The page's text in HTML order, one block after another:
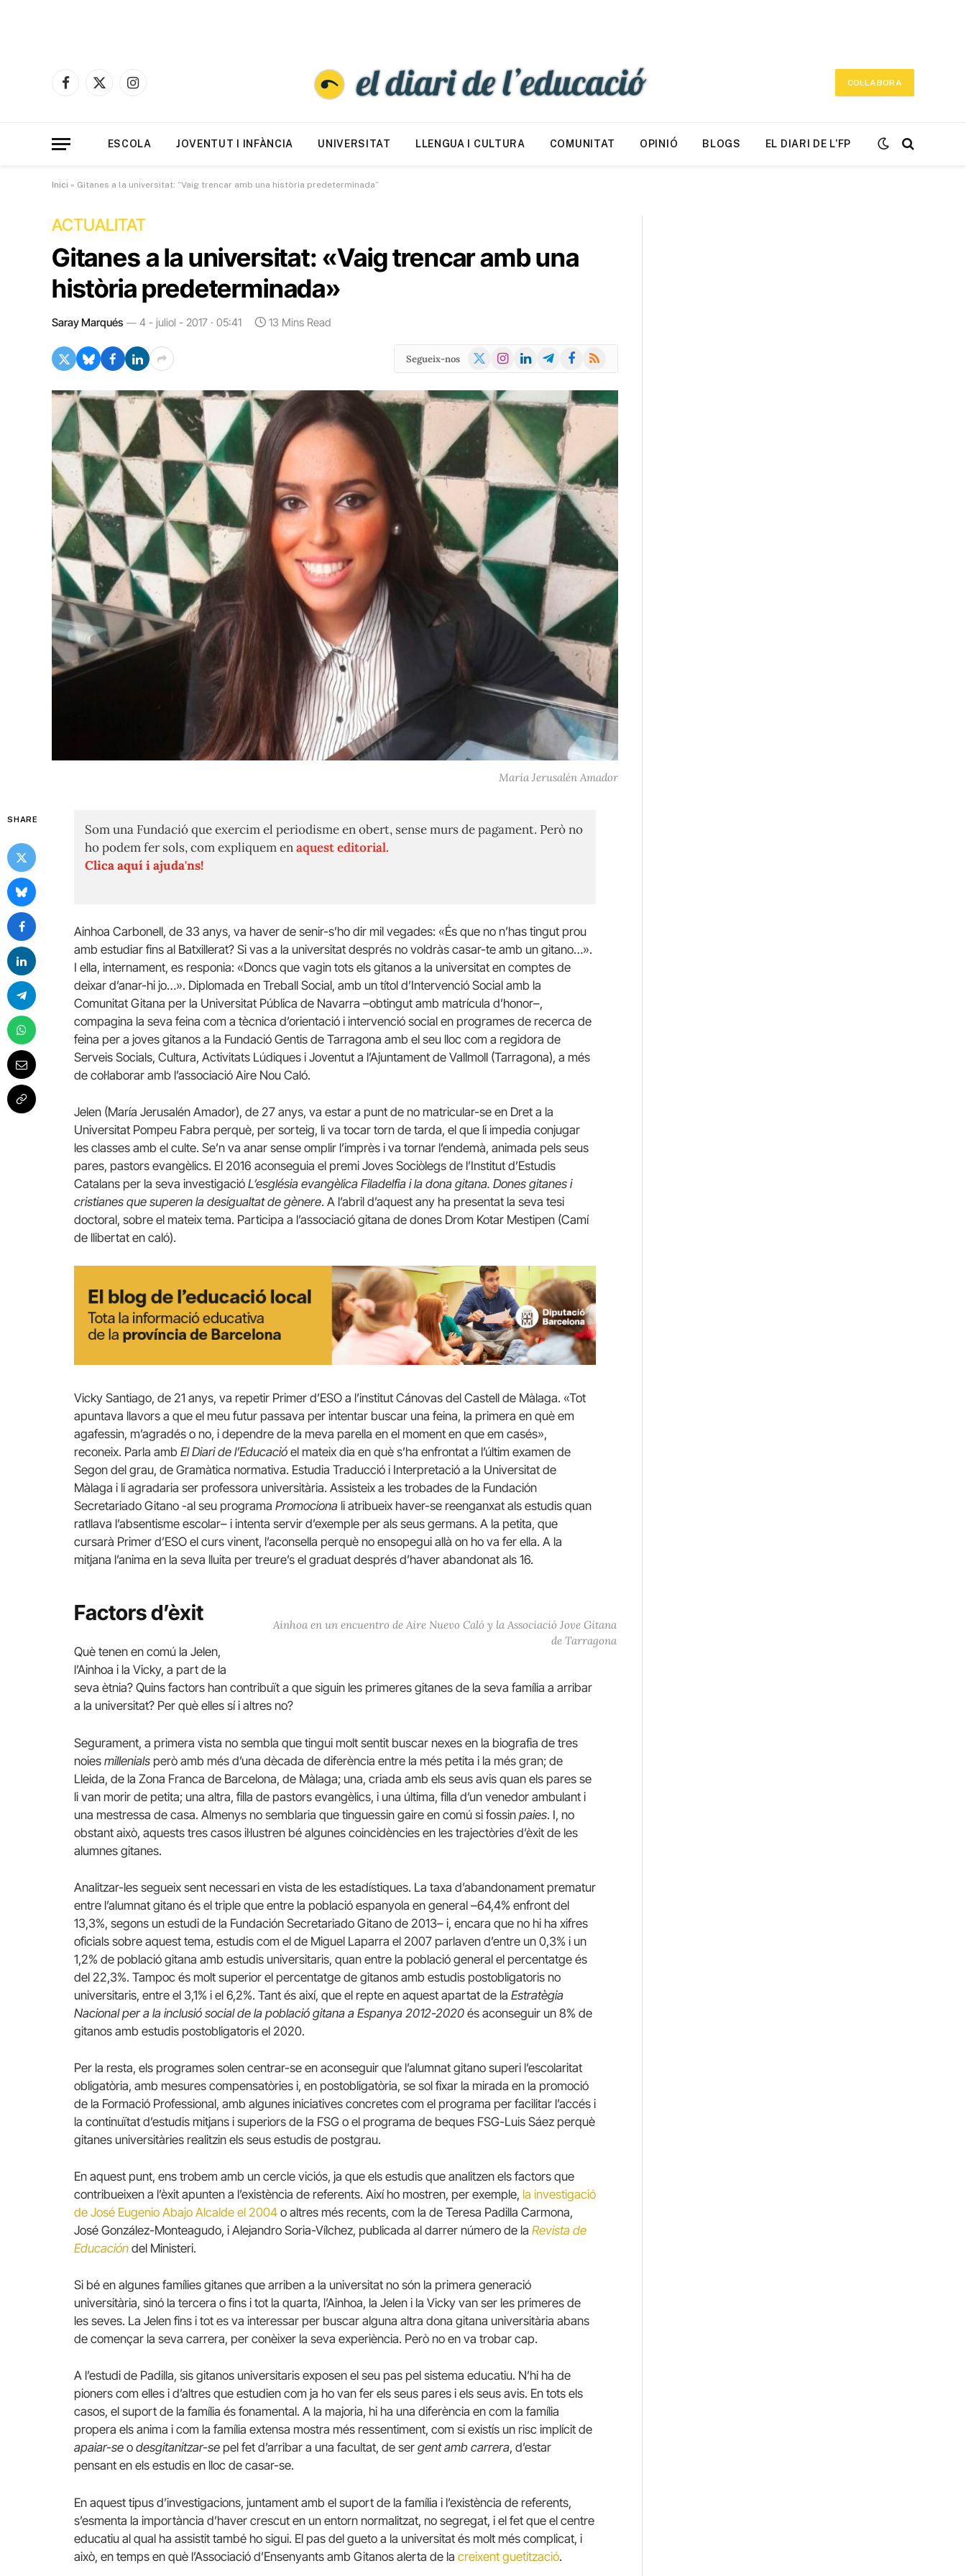
Facebook
X
Instagram
COL·LABORA
ESCOLA JOVENTUT I INFÀNCIA UNIVERSITAT LLENGUA I CULTURA COMUNITAT OPINIÓ BLOGS EL DIARI DE L’FP
Inici » Gitanes a la universitat: “Vaig trencar amb una història predeterminada”
ACTUALITAT
Gitanes a la universitat: «Vaig trencar amb una
història predeterminada»
Saray Marqués 4 - juliol - 2017 · 05:41 13 Mins Read
Segueix-nos
X
Instagram
LinkedInTelegramFacebook
RSS
María Jerusalén Amador
SHARE
Som una Fundació que exercim el periodisme en obert, sense murs de pagament. Però no
ho podem fer sols, com expliquem enaquest editorial.
Clica aquí i ajuda'ns!
Ainhoa ​​Carbonell, de 33 anys, va haver de senir-s’ho dir mil vegades: «És que no n’has tingut prou
amb estudiar fins al Batxillerat? Si vas a la universitat després no voldràs casar-te amb un gitano…».
I ella, internament, es responia: «Doncs que vagin tots els gitanos a la universitat en comptes de
deixar d’anar-hi jo…». Diplomada en Treball Social, amb un títol d’Intervenció Social amb la
Comunitat Gitana per la Universitat Pública de Navarra –obtingut amb matrícula d’honor–,
compagina la seva feina com a tècnica d’orientació i intervenció social en programes de recerca de
feina per a joves gitanos a la Fundació Gentis de Tarragona amb el seu lloc com a regidora de
Serveis Socials, Cultura, Activitats Lúdiques i Joventut a l’Ajuntament de Vallmoll (Tarragona), a més
de col·laborar amb l’associació Aire Nou Caló.
Jelen (María Jerusalén Amador), de 27 anys, va estar a punt de no matricular-se en Dret a la
Universitat Pompeu Fabra perquè, per sorteig, li va tocar torn de tarda, el que li impedia conjugar
les classes amb el culte. Se’n va anar sense omplir l’imprès i va tornar l’endemà, animada pels seus
pares, pastors evangèlics. El 2016 aconseguia el premi Joves Sociòlegs de l’Institut d’Estudis
Catalans per la seva investigació L’església evangèlica Filadelfia i la dona gitana. Dones gitanes i
cristianes que superen la desigualtat de gènere. A l’abril d’aquest any ha presentat la seva tesi
doctoral, sobre el mateix tema. Participa a l’associació gitana de dones Drom Kotar Mestipen (Camí
de llibertat en caló).
Vicky Santiago, de 21 anys, va repetir Primer d’ESO a l’institut Cánovas del Castell de Màlaga. «Tot
apuntava llavors a que el meu futur passava per intentar buscar una feina, la primera en què em
agafessin, m’agradés o no, i dependre de la meva parella en el moment en que em casés»,
reconeix. Parla amb El Diari de l’Educació el mateix dia en què s’ha enfrontat a l’últim examen de
Segon del grau, de Gramàtica normativa. Estudia Traducció i Interpretació a la Universitat de
Màlaga i li agradaria ser professora universitària. Assisteix a les trobades de la Fundación
Secretariado Gitano -al seu programa Promociona li atribueix haver-se reenganxat als estudis quan
ratllava l’absentisme escolar– i intenta servir d’exemple per als seus germans. A la petita, que
cursarà Primer d’ESO el curs vinent, l’aconsella perquè no ensopegui allà on ho va fer ella. A la
mitjana l’anima en la seva lluita per treure’s el graduat després d’haver abandonat als 16.
Ainhoa en un encuentro de Aire Nuevo Caló y la Associació Jove Gitana
de Tarragona
Factors d’èxit
Què tenen en comú la Jelen,
l’Ainhoa ​​i la Vicky, a part de la
seva ètnia? Quins factors han contribuït a que siguin les primeres gitanes de la seva família a arribar
a la universitat? Per què elles sí i altres no?
Segurament, a primera vista no sembla que tingui molt sentit buscar nexes en la biografia de tres
noies millenials però amb més d’una dècada de diferència entre la més petita i la més gran; de
Lleida, de la Zona Franca de Barcelona, de Màlaga; una, criada amb els seus avis quan els pares se
li van morir de petita; una altra, filla de pastors evangèlics, i una última, filla d’un venedor ambulant i
una mestressa de casa. Almenys no semblaria que tinguessin gaire en comú si fossin paies. I, no
obstant això, aquests tres casos il·lustren bé algunes coincidències en les trajectòries d’èxit de les
alumnes gitanes.
Analitzar-les segueix sent necessari en vista de les estadístiques. La taxa d’abandonament prematur
entre l’alumnat gitano és el triple que entre la població espanyola en general –64,4% enfront del
13,3%, segons un estudi de la Fundación Secretariado Gitano de 2013– i, encara que no hi ha xifres
oficials sobre aquest tema, estudis com el de Miguel Laparra el 2007 parlaven d’entre un 0,3% i un
1,2% de població gitana amb estudis universitaris, quan entre la població general el percentatge és
del 22,3%. Tampoc és molt superior el percentatge de gitanos amb estudis postobligatoris no
universitaris, entre el 3,1% i el 6,2%. Tant és així, que el repte en aquest apartat de la Estratègia
Nacional per a la inclusió social de la població gitana a Espanya 2012-2020 és aconseguir un 8% de
gitanos amb estudis postobligatoris el 2020.
Per la resta, els programes solen centrar-se en aconseguir que l’alumnat gitano superi l’escolaritat
obligatòria, amb mesures compensatòries i, en postobligatòria, se sol fixar la mirada en la promoció
de la Formació Professional, amb algunes iniciatives concretes com el programa per facilitar l’accés i
la continuïtat d’estudis mitjans i superiors de la FSG o el programa de beques FSG-Luis Sáez perquè
gitanes universitàries realitzin els seus estudis de postgrau.
En aquest punt, ens trobem amb un cercle viciós, ja que els estudis que analitzen els factors que
contribueixen a l’èxit apunten a l’existència de referents. Així ho mostren, per exemple, la investigació
de José Eugenio Abajo Alcalde el 2004 o altres més recents, com la de Teresa Padilla Carmona,
José González-Monteagudo, i Alejandro Soria-Vílchez, publicada al darrer número de la Revista de
Educación del Ministeri.
Si bé en algunes famílies gitanes que arriben a la universitat no són la primera generació
universitària, sinó la tercera o fins i tot la quarta, l’Ainhoa, la Jelen i la Vicky van ser les primeres de
les seves. La Jelen fins i tot es va interessar per buscar alguna altra dona gitana universitària abans
de començar la seva carrera, per conèixer la seva experiència. Però no en va trobar cap.
A l’estudi de Padilla, sis gitanos universitaris exposen el seu pas pel sistema educatiu. N’hi ha de
pioners com elles i d’altres que estudien com ja ho van fer els seus pares i els seus avis. En tots els
casos, el suport de la família és fonamental. A la majoria, hi ha una diferència en com la família
propera els anima i com la família extensa mostra més ressentiment, com si existís un risc implícit de
apaiar-se o desgitanitzar-se pel fet d’arribar a una facultat, de ser gent amb carrera, d’estar
pensant en els estudis en lloc de casar-se.
En aquest tipus d’investigacions, juntament amb el suport de la família i l’existència de referents,
s’esmenta la importància d’haver crescut en un entorn normalitzat, no segregat, i el fet que el centre
educatiu al qual ha assistit també ho sigui. El pas del gueto a la universitat és molt més complicat, i
això, en temps en què l’Associació d’Ensenyants amb Gitanos alerta de la creixent guetització.